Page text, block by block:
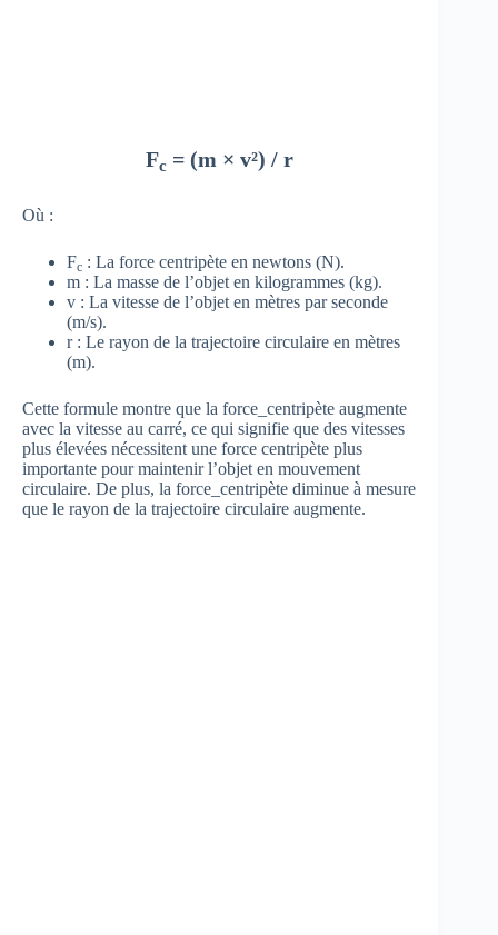
Fc= (m × v²) / r
Où :
Fc : La force centripète en newtons (N).
m : La masse de l’objet en kilogrammes (kg).
v : La vitesse de l’objet en mètres par seconde
(m/s).
r : Le rayon de la trajectoire circulaire en mètres
(m).
Cette formule montre que la force_centripète augmente
avec la vitesse au carré, ce qui signifie que des vitesses
plus élevées nécessitent une force centripète plus
importante pour maintenir l’objet en mouvement
circulaire. De plus, la force_centripète diminue à mesure
que le rayon de la trajectoire circulaire augmente.